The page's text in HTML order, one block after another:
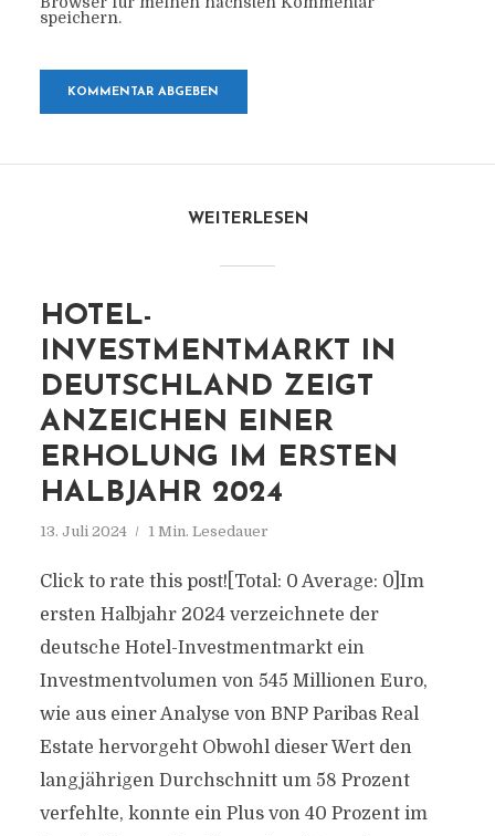
speichern.
WEITERLESEN
HOTEL-
INVESTMENTMARKT IN
DEUTSCHLAND ZEIGT
ANZEICHEN EINER
ERHOLUNG IM ERSTEN
HALBJAHR 2024
13. Juli 2024 1 Min. Lesedauer
Click to rate this post![Total: 0 Average: 0]Im
ersten Halbjahr 2024 verzeichnete der
deutsche Hotel-Investmentmarkt ein
Investmentvolumen von 545 Millionen Euro,
wie aus einer Analyse von BNP Paribas Real
Estate hervorgeht Obwohl dieser Wert den
langjährigen Durchschnitt um 58 Prozent
verfehlte, konnte ein Plus von 40 Prozent im